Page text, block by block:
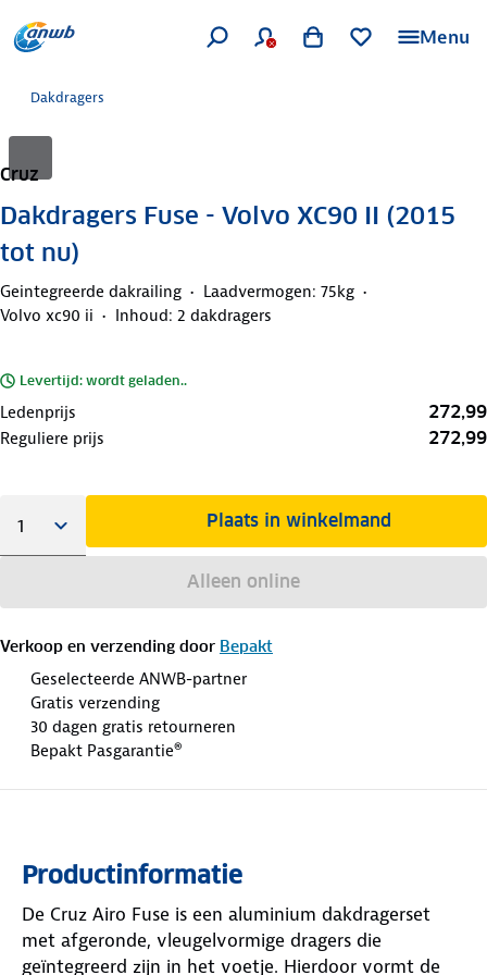
Menu
Dakdragers
Cruz
Dakdragers Fuse - Volvo XC90 II (2015
tot nu)
Geintegreerde dakrailing
Laadvermogen: 75kg
Volvo xc90 ii
Inhoud: 2 dakdragers
Levertijd: wordt geladen..
Ledenprijs 272,99
Reguliere prijs 272,99
Plaats in winkelmand
Alleen online
Verkoop en verzending door Bepakt
Geselecteerde ANWB-partner
Gratis verzending
30 dagen gratis retourneren
Bepakt Pasgarantie®
Productinformatie
De Cruz Airo Fuse is een aluminium dakdragerset
met afgeronde, vleugelvormige dragers die
geïntegreerd zijn in het voetje. Hierdoor vormt de